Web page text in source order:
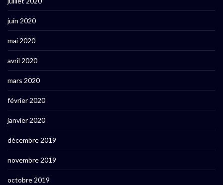
juin 2020
mai 2020
avril 2020
mars 2020
février 2020
janvier 2020
décembre 2019
novembre 2019
octobre 2019